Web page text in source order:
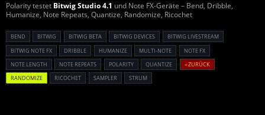
Polarity testet Bitwig Studio 4.1 und Note FX-Geräte – Bend, Dribble,
Humanize, Note Repeats, Quantize, Randomize, Ricochet
BEND BITWIG BITWIG BETA BITWIG DEVICES
BITWIG LIVESTREAM
BITWIG NOTE FX
DRIBBLE HUMANIZE MULTI-NOTE
NOTE FX
NOTE LENGTH
NOTE REPEATS POLARITY QUANTIZE
« ZURÜCK
RANDOMIZE
RICOCHET SAMPLER STRUM